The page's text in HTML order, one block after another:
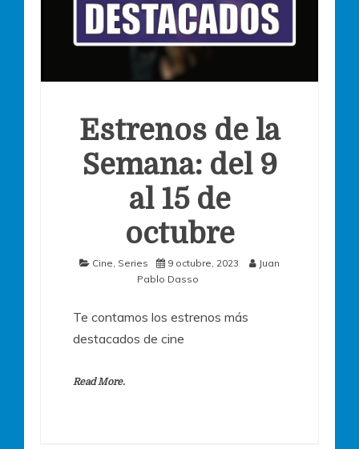
Estrenos de la
Semana: del 9
al 15 de
octubre
Cine Series 9 octubre, 2023
Juan
Pablo Dasso
Te contamos los estrenos más
destacados de cine
Read More.